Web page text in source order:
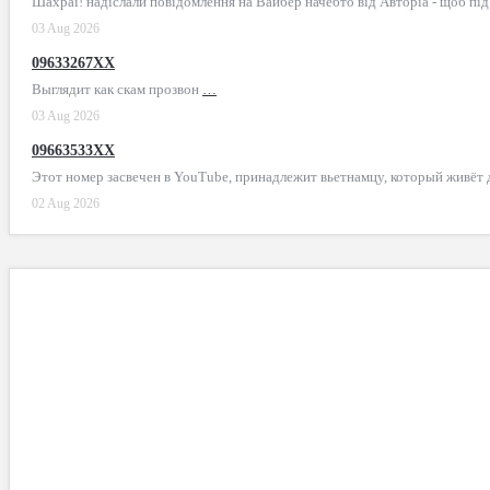
03 Aug 2026
09633267XX
Выглядит как скам прозвон …
03 Aug 2026
09663533XX
Этот номер засвечен в YouTube, принадлежит вьетнамцу, который живёт
02 Aug 2026